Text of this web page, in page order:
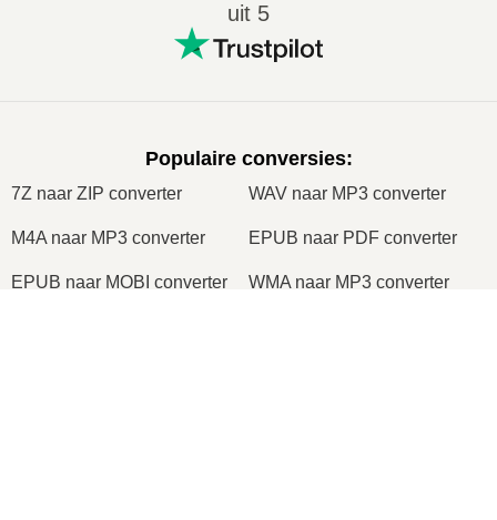
uit 5
Populaire conversies:
7Z naar ZIP converter WAV naar MP3 converter
M4A naar MP3 converter EPUB naar PDF converter
EPUB naar MOBI converter WMA naar MP3 converter